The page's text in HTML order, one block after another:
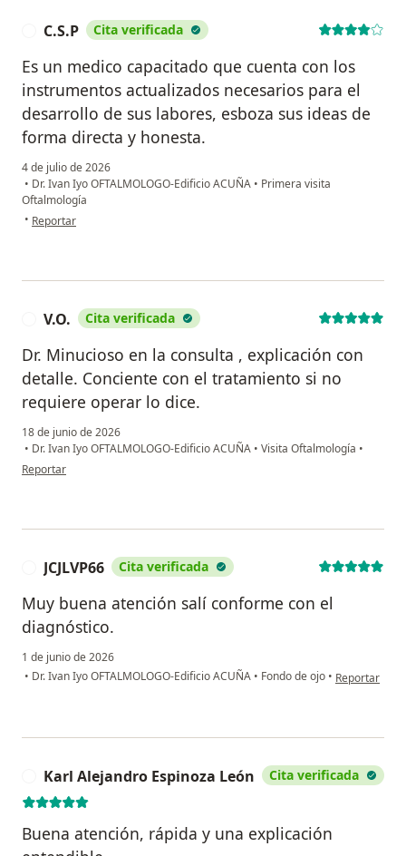
C.S.P Cita verificada
Es un medico capacitado que cuenta con los
instrumentos actualizados necesarios para el
desarrollo de sus labores, esboza sus ideas de
forma directa y honesta.
4 de julio de 2026
• Dr. Ivan Iyo OFTALMOLOGO-Edificio ACUÑA • Primera visita
Oftalmología
• en opinión del usuario C.S.P
Reportar
V.O. Cita verificada
Dr. Minucioso en la consulta , explicación con
detalle. Conciente con el tratamiento si no
requiere operar lo dice.
18 de junio de 2026
• Dr. Ivan Iyo OFTALMOLOGO-Edificio ACUÑA • Visita Oftalmología •
en opinión del usuario V.O.
Reportar
JCJLVP66 Cita verificada
Muy buena atención salí conforme con el
diagnóstico.
1 de junio de 2026
• Dr. Ivan Iyo OFTALMOLOGO-Edificio ACUÑA • Fondo de ojo • en opinión del
Reportar
Karl Alejandro Espinoza León Cita verificada
Buena atención, rápida y una explicación